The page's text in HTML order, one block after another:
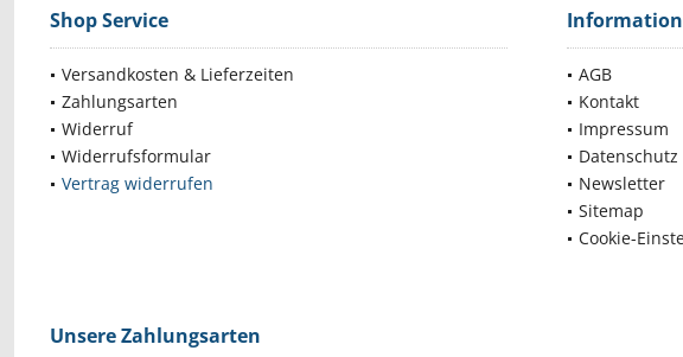
Shop Service
Versandkosten & Lieferzeiten
Zahlungsarten
Widerruf
Widerrufsformular
Vertrag widerrufen
AGB
Kontakt
Impressum
Datenschutz
Newsletter
Sitemap
Cookie-
Unsere Zahlungsarten